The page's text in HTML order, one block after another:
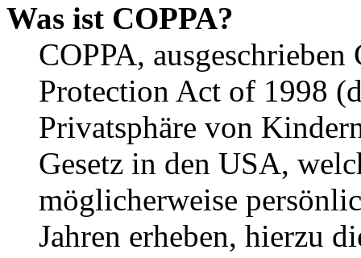
Was ist COPPA?
COPPA,
Protection Act of 1998
Privatsphäre von
Gesetz in den USA,
möglicherweise
Jahren erheben, hierzu